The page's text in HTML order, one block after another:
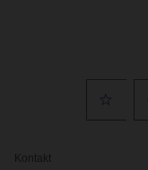
Kontakt